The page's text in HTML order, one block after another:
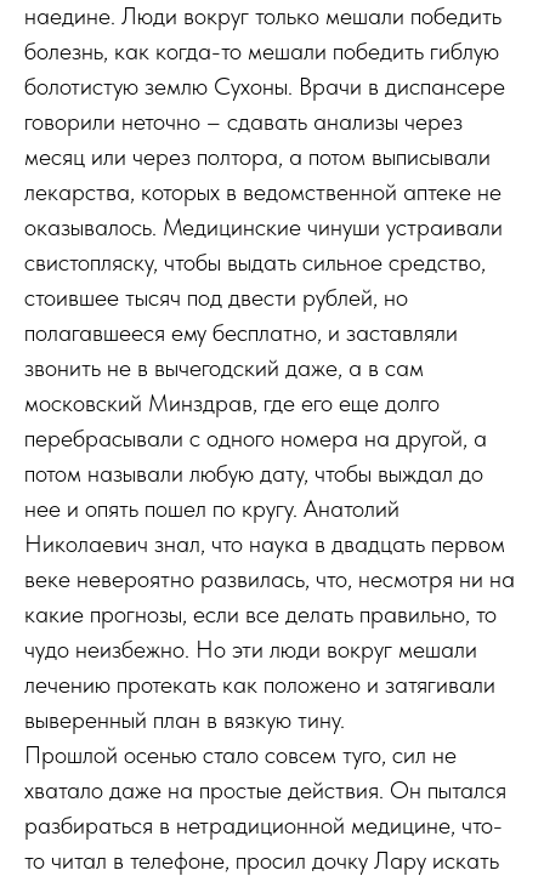
наедине. Люди вокруг только мешали победить
болезнь, как когда-то мешали победить гиблую
болотистую землю Сухоны. Врачи в диспансере
говорили неточно – сдавать анализы через
месяц или через полтора, а потом выписывали
лекарства, которых в ведомственной аптеке не
оказывалось. Медицинские чинуши устраивали
свистопляску, чтобы выдать сильное средство,
стоившее тысяч под двести рублей, но
полагавшееся ему бесплатно, и заставляли
звонить не в вычегодский даже, а в сам
московский Минздрав, где его еще долго
перебрасывали с одного номера на другой, а
потом называли любую дату, чтобы выждал до
нее и опять пошел по кругу. Анатолий
Николаевич знал, что наука в двадцать первом
веке невероятно развилась, что, несмотря ни на
какие прогнозы, если все делать правильно, то
чудо неизбежно. Но эти люди вокруг мешали
лечению протекать как положено и затягивали
выверенный план в вязкую тину.
Прошлой осенью стало совсем туго, сил не
хватало даже на простые действия. Он пытался
разбираться в нетрадиционной медицине, что-
то читал в телефоне, просил дочку Лару искать